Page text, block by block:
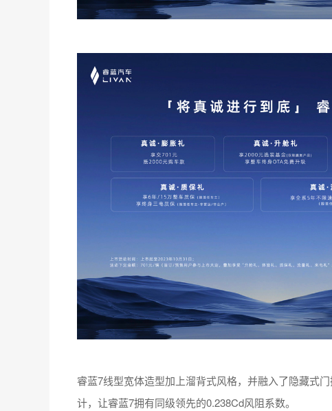
睿蓝7线型宽体造型加上溜背式风格，并融入了隐藏式
计，让睿蓝7拥有同级领先的0.238Cd风阻系数。